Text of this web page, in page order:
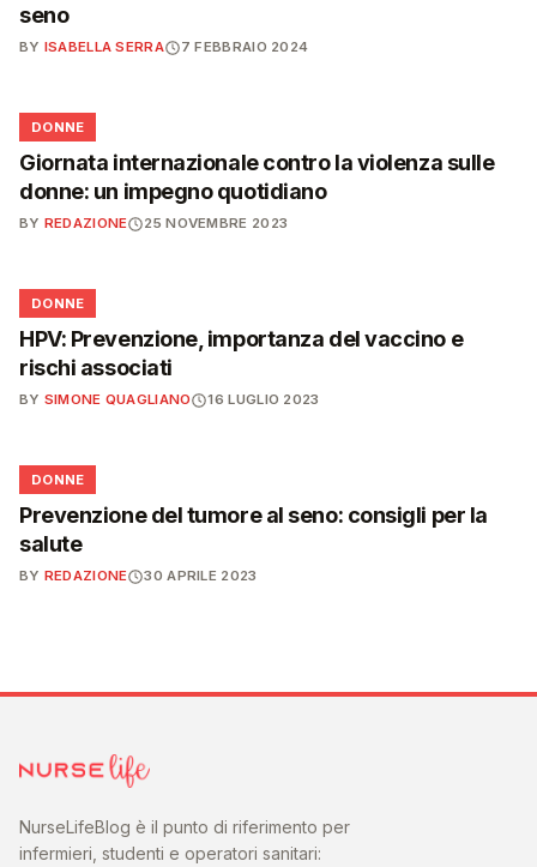
seno
BY ISABELLA SERRA 7 FEBBRAIO 2024
🌸
DONNE
Giornata internazionale contro la violenza sulle
donne: un impegno quotidiano
BY REDAZIONE 25 NOVEMBRE 2023
🌸
DONNE
HPV: Prevenzione, importanza del vaccino e
rischi associati
BY SIMONE QUAGLIANO 16 LUGLIO 2023
🌸
DONNE
Prevenzione del tumore al seno: consigli per la
salute
BY REDAZIONE 30 APRILE 2023
NurseLifeBlog è il punto di riferimento per
infermieri, studenti e operatori sanitari: